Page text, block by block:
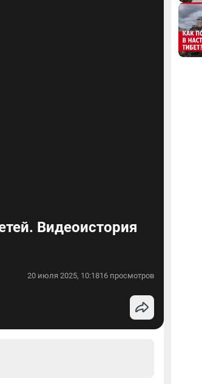
Видеоистория
20 июля 2025, 10:1816 просмотров